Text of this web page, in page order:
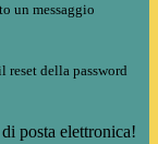
un messaggio
reset della password
posta elettronica!